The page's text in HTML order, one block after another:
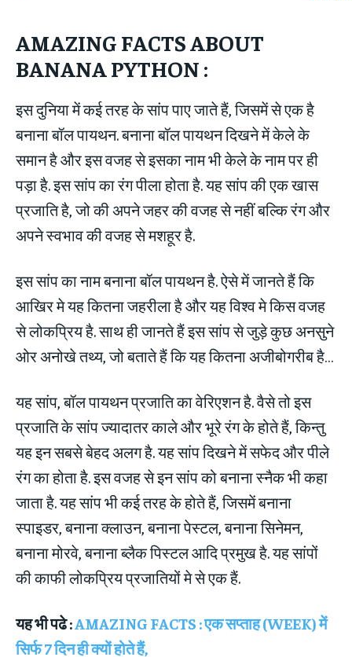
AMAZING FACTS ABOUT
BANANA PYTHON :
इस दुनिया में कई तरह के सांप पाए जाते हैं, जिसमें से एक है
बनाना बॉल पायथन. बनाना बॉल पायथन दिखने में केले के
समान है और इस वजह से इसका नाम भी केले के नाम पर ही
पड़ा है. इस सांप का रंग पीला होता है. यह सांप की एक खास
प्रजाति है, जो की अपने जहर की वजह से नहीं बल्कि रंग और
अपने स्वभाव की वजह से मशहूर है.
इस सांप का नाम बनाना बॉल पायथन है. ऐसे में जानते हैं कि
आखिर मे यह कितना जहरीला है और यह विश्व मे किस वजह
से लोकप्रिय है. साथ ही जानते हैं इस सांप से जुड़े कुछ अनसुने
ओर अनोखे तथ्य, जो बताते हैं कि यह कितना अजीबोगरीब है…
यह सांप, बॉल पायथन प्रजाति का वेरिएशन है. वैसे तो इस
प्रजाति के सांप ज्यादातर काले और भूरे रंग के होते हैं, किन्तु
यह इन सबसे बेहद अलग है. यह सांप दिखने में सफेद और पीले
रंग का होता है. इस वजह से इन सांप को बनाना स्नैक भी कहा
जाता है. यह सांप भी कई तरह के होते हैं, जिसमें बनाना
स्पाइडर, बनाना क्लाउन, बनाना पेस्टल, बनाना सिनेमन,
बनाना मोरवे, बनाना ब्लैक पिस्टल आदि प्रमुख है. यह सांपों
की काफी लोकप्रिय प्रजातियों मे से एक हैं.
यह भी पढे :AMAZING FACTS : एक सप्ताह (WEEK) में
सिर्फ 7 दिन ही क्यों होते हैं,